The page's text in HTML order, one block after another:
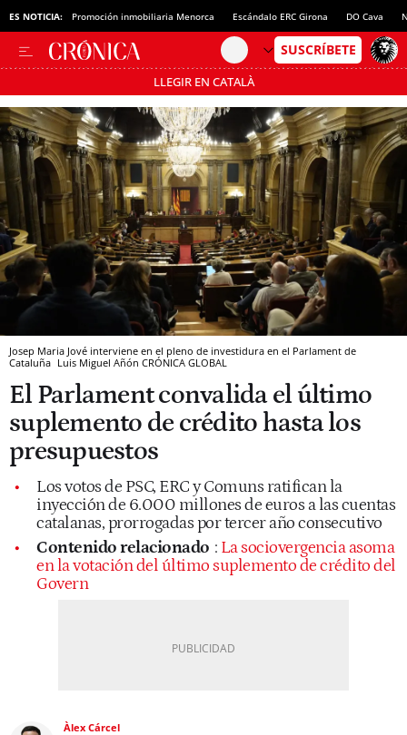
ES NOTICIA: Promoción inmobiliaria Menorca Escándalo ERC Girona DO Cava
LLEGIR EN CATALÀ
Pásate al MODO AHORRO
Josep Maria Jové interviene en el pleno de investidura en el Parlament de
Cataluña Luis Miguel Añón CRÓNICA GLOBAL
El Parlament convalida el último
suplemento de crédito hasta los
presupuestos
Los votos de PSC, ERC y Comuns ratifican la
inyección de 6.000 millones de euros a las cuentas
catalanas, prorrogadas por tercer año consecutivo
Contenido relacionado : La sociovergencia asoma
en la votación del último suplemento de crédito del
Govern
Àlex Cárcel